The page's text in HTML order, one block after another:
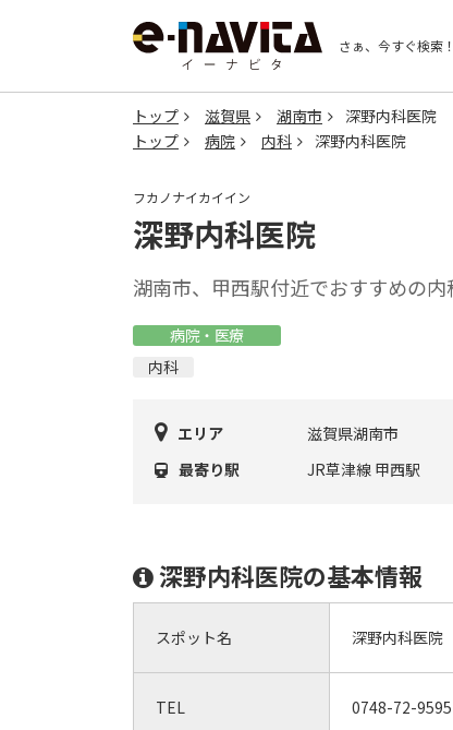
さぁ、今すぐ検索！
トップ 滋賀県 湖南市
深野内科医院
トップ
病院 内科 深野内科医院
フカノナイカイイン
深野内科医院
湖南市、甲西駅付近でおすすめの内
病院・医療
内科
エリア
滋賀県湖南市
最寄り駅
JR草津線 甲西駅
深野内科医院の基本情報
スポット名 深野内科医院
TEL 0748-72-9595